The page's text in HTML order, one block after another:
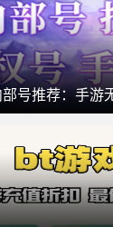
号推荐：手游